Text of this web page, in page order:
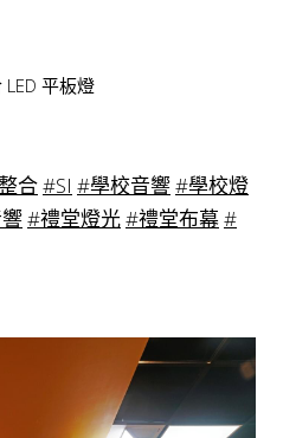
平板燈
合#SI #學校音響#學校燈
#禮堂燈光#禮堂布幕#